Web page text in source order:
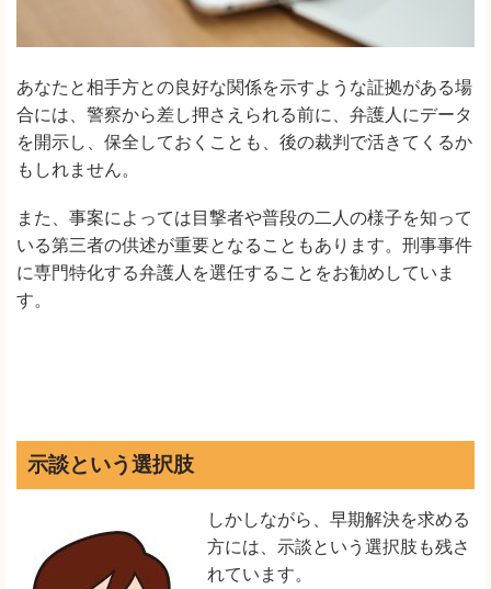
あなたと相手方との良好な関係を示すような証拠がある場
合には、警察から差し押さえられる前に、弁護人にデータ
を開示し、保全しておくことも、後の裁判で活きてくるか
もしれません。
また、事案によっては目撃者や普段の二人の様子を知って
いる第三者の供述が重要となることもあります。刑事事件
に専門特化する弁護人を選任することをお勧めしていま
す。
示談という選択肢
しかしながら、早期解決を求める
方には、示談という選択肢も残さ
れています。